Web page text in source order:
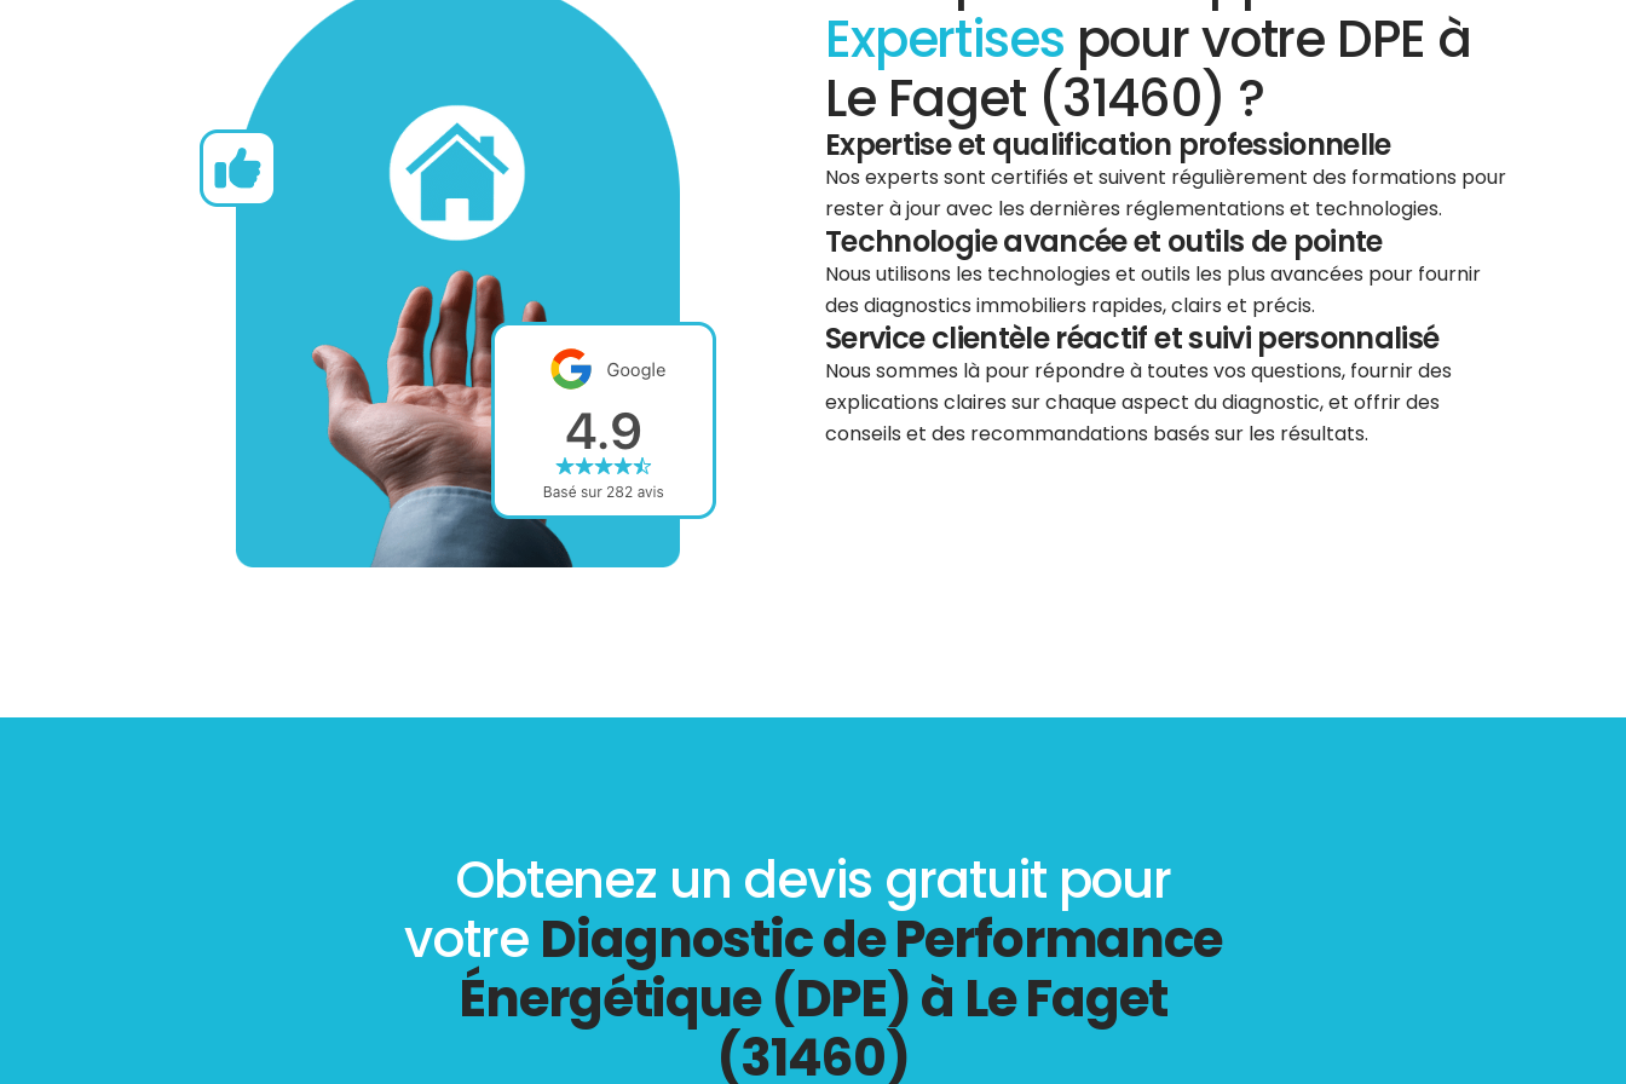
Expertises pour votre DPE à
Le Faget (31460) ?
Expertise et qualification professionnelle
Nos experts sont certifiés et suivent régulièrement des formations pour
rester à jour avec les dernières réglementations et technologies.
Technologie avancée et outils de pointe
Nous utilisons les technologies et outils les plus avancées pour fournir
des diagnostics immobiliers rapides, clairs et précis.
Service clientèle réactif et suivi personnalisé
Nous sommes là pour répondre à toutes vos questions, fournir des
explications claires sur chaque aspect du diagnostic, et offrir des
conseils et des recommandations basés sur les résultats.
Obtenez un devis gratuit pour
votre Diagnostic de Performance
Énergétique (DPE) à Le Faget
(31460)